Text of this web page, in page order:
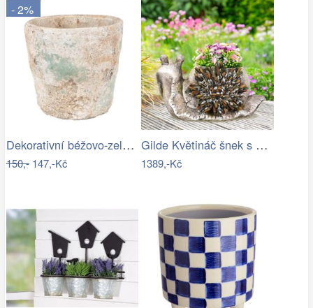
- 2%
Dekorativní béžovo-zelený antik…
150,-147,-Kč
Gilde Květináč šnek s mozaikou \"Selma\"
1389,-Kč